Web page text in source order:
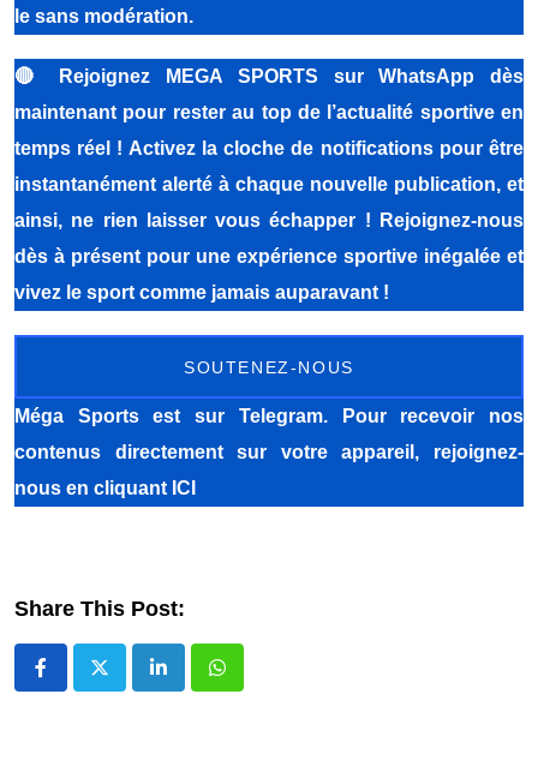
le sans modération.
🔴
Rejoignez MEGA SPORTS sur WhatsApp dès
maintenant pour rester au top de l’actualité sportive en
temps réel ! Activez la cloche de notifications pour être
instantanément alerté à chaque nouvelle publication, et
ainsi, ne rien laisser vous échapper ! Rejoignez-nous
dès à présent pour une expérience sportive inégalée et
vivez le sport comme jamais auparavant !
SOUTENEZ-NOUS
Méga Sportsest sur Telegram. Pour recevoir nos
contenus directement sur votre appareil, rejoignez-
nous en cliquant ICI
Share This Post:
LinkedIn Whatsapp